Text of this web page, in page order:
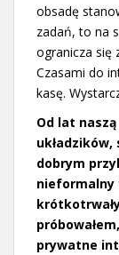
obsadę
zadań, to na
ogranicza się
Czasami do
kasę.
Od lat
dobrym
nieformalny
prywatne